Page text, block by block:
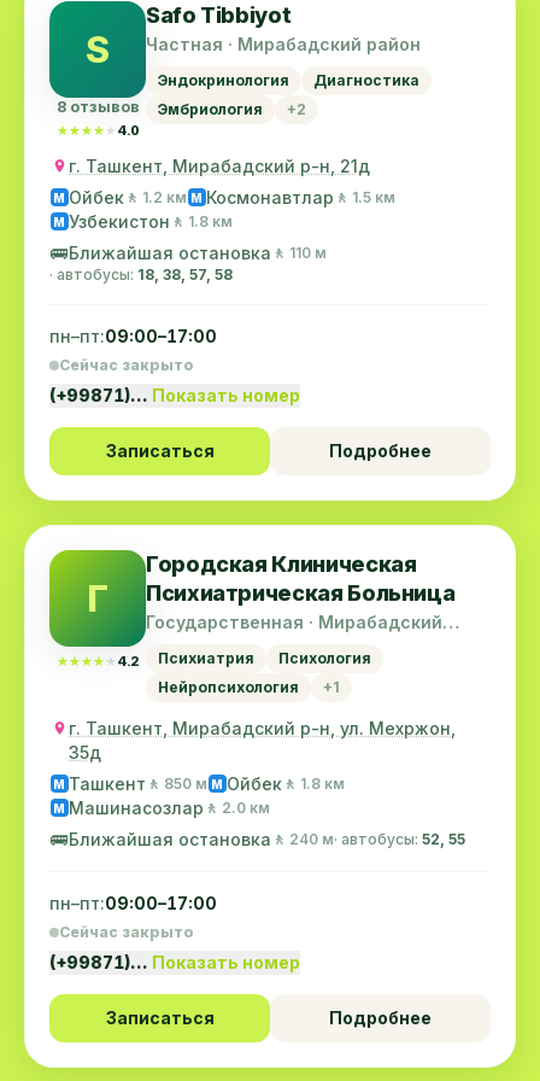
S
8 отзывов
★★★★★
★★★★★ 4.0
Safo Tibbiyot
Частная · Мирабадский район
Эндокринология
Диагностика
Эмбриология
+2
г. Ташкент, Мирабадский р-н, 21д
M Ойбек 🚶 1.2 км M Космонавтлар 🚶 1.5 км
M Узбекистон 🚶 1.8 км
🚌Ближайшая остановка 🚶 110 м
· автобусы: 18, 38, 57, 58
пн–пт:09:00–17:00
Сейчас закрыто
(+99871)… Показать номер
Записаться Подробнее
Г
★★★★★
★★★★★ 4.2
Городская Клиническая
Психиатрическая Больница
Государственная · Мирабадский
Психиатрия
Психология
Нейропсихология
+1
г. Ташкент, Мирабадский р-н, ул. Мехржон,
35д
M Ташкент 🚶 850 м M Ойбек 🚶 1.8 км
M Машинасозлар 🚶 2.0 км
🚌Ближайшая остановка 🚶 240 м· автобусы: 52, 55
пн–пт:09:00–17:00
Сейчас закрыто
(+99871)… Показать номер
Записаться Подробнее